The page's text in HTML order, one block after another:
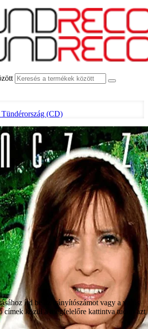
(CD)
írd be az irányítószámot vagy a város
címek közül a megfelelőre kattintva tudod azt